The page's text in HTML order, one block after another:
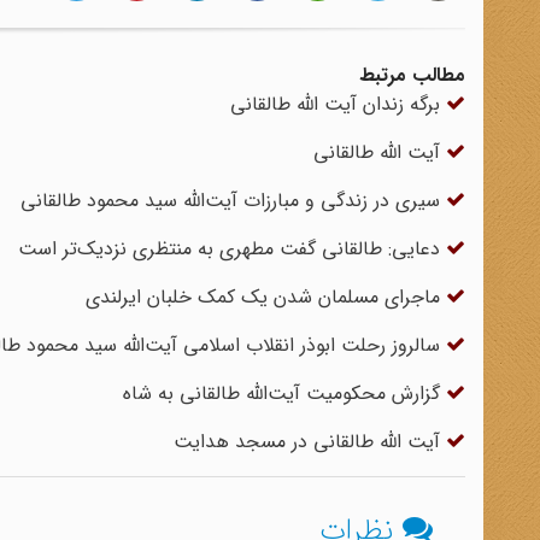
مطالب مرتبط
برگه زندان آیت الله طالقانی
آیت الله طالقانی
سیری در زندگی و مبارزات آیت‌الله سید محمود طالقانی
دعایی: طالقانی گفت مطهری به منتظری نزدیک‌تر است
ماجرای مسلمان شدن یک کمک خلبان ایرلندی
سالروز رحلت ابوذر انقلاب اسلامی آیت‌الله سید محمود
گزارش محکومیت آیت‌الله طالقانی به شاه
آیت الله طالقانی در مسجد هدایت